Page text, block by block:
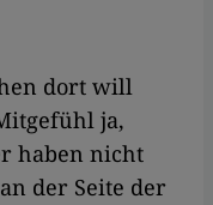
dort will
ja,
haben nicht
der Seite der